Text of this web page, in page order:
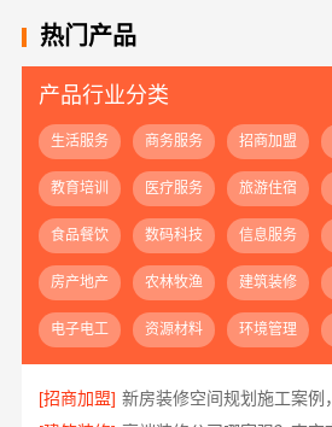
热门产品
产品行业分类
生活服务 商务服务 招商加盟
教育培训 医疗服务 旅游住宿
食品餐饮 数码科技 信息服务
房产地产 农林牧渔 建筑装修
电子电工 资源材料 环境管理
[招商加盟]